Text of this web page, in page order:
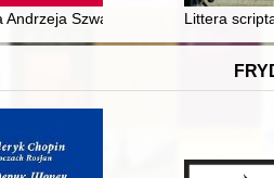
patriotycznej Władysława
Andrzeja Szwalbego na rzecz
Littera